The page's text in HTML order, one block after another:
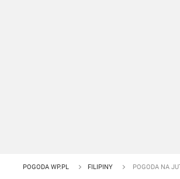
POGODA WP.PL FILIPINY POGODA NA